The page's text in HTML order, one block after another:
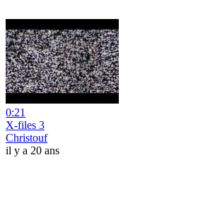
0:21
X-files 3
Christouf
il y a 20 ans